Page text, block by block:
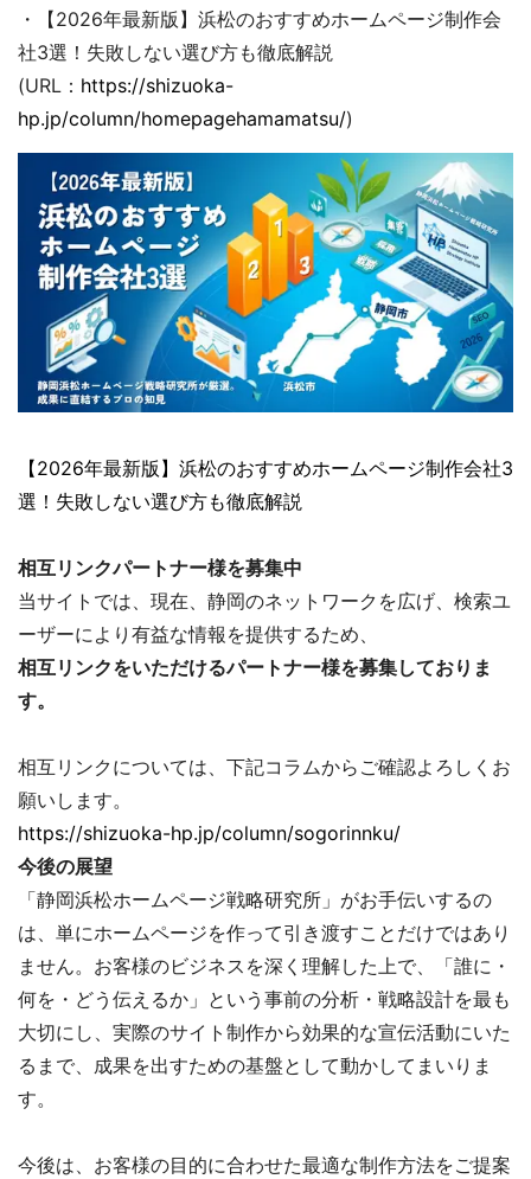
・【2026年最新版】浜松のおすすめホームページ制作会
社3選！失敗しない選び方も徹底解説
(URL： https://shizuoka-
hp.jp/column/homepagehamamatsu/)
【2026年最新版】浜松のおすすめホームページ制作会社3
選！失敗しない選び方も徹底解説
相互リンクパートナー様を募集中
当サイトでは、現在、静岡のネットワークを広げ、検索ユ
ーザーにより有益な情報を提供するため、
相互リンクをいただけるパートナー様を募集しておりま
す。
相互リンクについては、下記コラムからご確認よろしくお
願いします。
https://shizuoka-hp.jp/column/sogorinnku/
今後の展望
「静岡浜松ホームページ戦略研究所」がお手伝いするの
は、単にホームページを作って引き渡すことだけではあり
ません。お客様のビジネスを深く理解した上で、「誰に・
何を・どう伝えるか」という事前の分析・戦略設計を最も
大切にし、実際のサイト制作から効果的な宣伝活動にいた
るまで、成果を出すための基盤として動かしてまいりま
す。
今後は、お客様の目的に合わせた最適な制作方法をご提案